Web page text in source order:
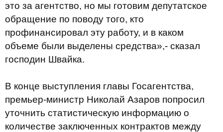
это за агентство, но мы готовим депутатское
обращение по поводу того, кто
профинансировал эту работу, и в каком
объеме были выделены средства»,- сказал
господин Швайка.
В конце выступления главы Госагентства,
премьер-министр Николай Азаров попросил
уточнить статистическую информацию о
количестве заключенных контрактов между